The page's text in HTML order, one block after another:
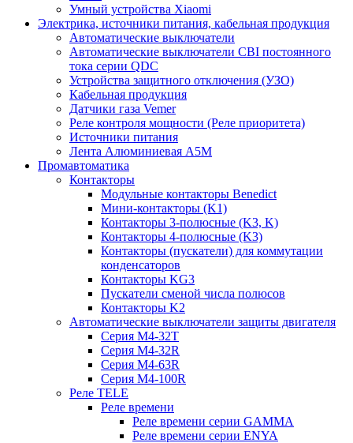
Умный устройства Xiaomi
Электрика, источники питания, кабельная продукция
Автоматические выключатели
Автоматические выключатели CBI постоянного
тока серии QDC
Устройства защитного отключения (УЗО)
Кабельная продукция
Датчики газа Vemer
Реле контроля мощности (Реле приоритета)
Источники питания
Лента Алюминиевая А5М
Промавтоматика
Контакторы
Модульные контакторы Benedict
Мини-контакторы (K1)
Контакторы 3-полюсные (K3, K)
Контакторы 4-полюсные (K3)
Контакторы (пускатели) для коммутации
конденсаторов
Контакторы KG3
Пускатели сменой числа полюсов
Контакторы K2
Автоматические выключатели защиты двигателя
Серия M4-32T
Серия M4-32R
Серия M4-63R
Серия M4-100R
Реле TELE
Реле времени
Реле времени серии GAMMA
Реле времени серии ENYA